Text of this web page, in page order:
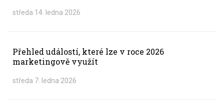
středa 14. ledna 2026
Přehled událostí, které lze v roce 2026
marketingově využít
středa 7. ledna 2026